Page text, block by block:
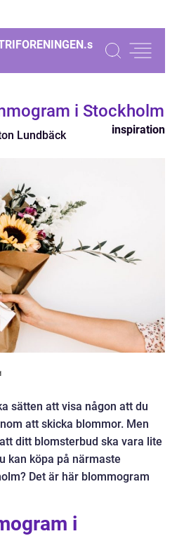
s
i Stockholm
Lundbäck inspiration
sätten att visa någon att du
att skicka blommor. Men
ditt blomsterbud ska vara lite
kan köpa på närmaste
Det är här blommogram
i